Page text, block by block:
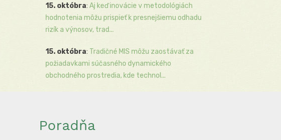
15. októbra: Aj keď inovácie v metodológiách
hodnotenia môžu prispieť k presnejšiemu odhadu
rizík a výnosov, trad...
15. októbra: Tradičné MIS môžu zaostávať za
požiadavkami súčasného dynamického
obchodného prostredia, kde technol...
Poradňa